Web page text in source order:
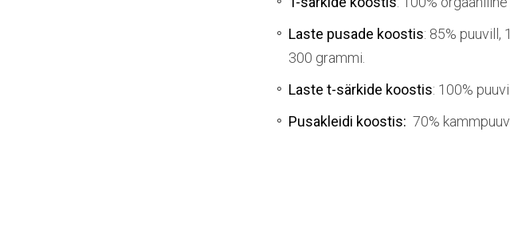
Laste pusade koostis: 85% puuvill,
300 grammi.
Laste t-särkide koostis: 100%
Pusakleidi koostis: 70%